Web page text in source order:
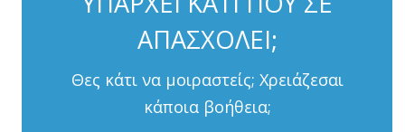
ΑΠΑΣΧΟΛΕΙ;
Θες κάτι να μοιραστείς; Χρειάζεσαι
κάποια βοήθεια;